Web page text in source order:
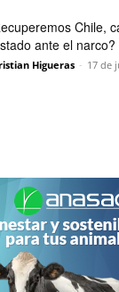
Chile,
ante el narco?
Higueras - 17 de